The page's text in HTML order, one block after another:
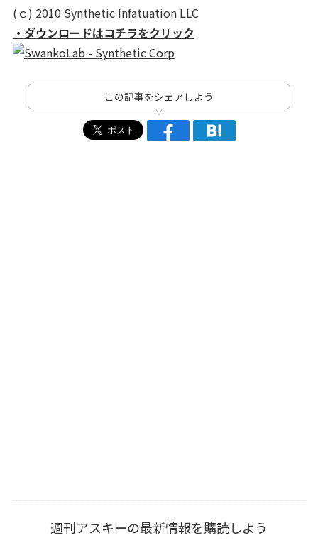
(ｃ) 2010 Synthetic Infatuation LLC
・ダウンロードはコチラをクリック
この記事をシェアしよう
週刊アスキーの最新情報を購読しよう